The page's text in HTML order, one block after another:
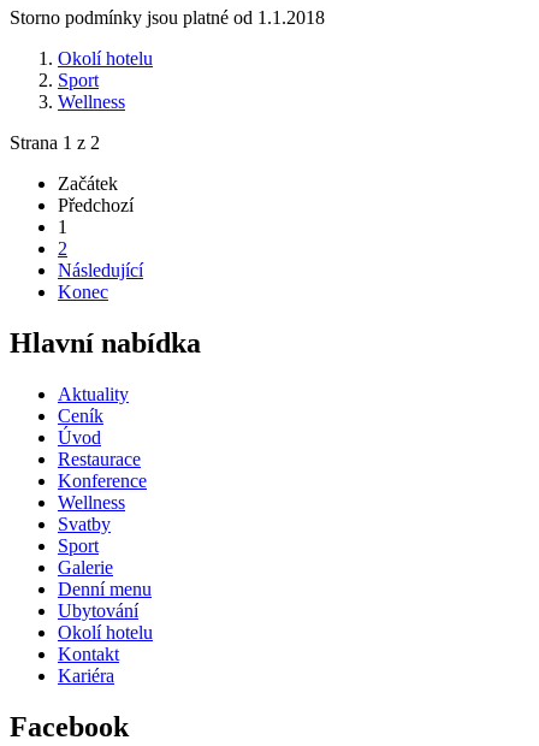
Storno podmínky jsou platné od 1.1.2018
Okolí hotelu
Sport
Wellness
Strana 1 z 2
Začátek
Předchozí
1
2
Následující
Konec
Hlavní nabídka
Aktuality
Ceník
Úvod
Restaurace
Konference
Wellness
Svatby
Sport
Galerie
Denní menu
Ubytování
Okolí hotelu
Kontakt
Kariéra
Facebook